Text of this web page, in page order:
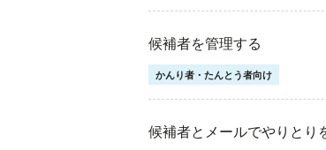
候補者を管理する
かんり者・たんとう者向け
候補者とメールでやりとり